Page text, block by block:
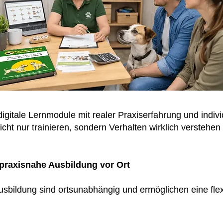
Lernmodule mit realer Praxiserfahrung und
nur trainieren, sondern Verhalten wirklich
Ausbildung vor Ort
sind ortsunabhängig und ermöglichen eine